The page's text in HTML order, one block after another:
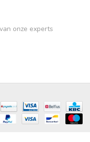
onze experts